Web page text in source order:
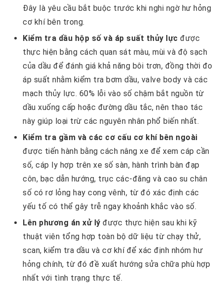
Đây là yêu cầu bắt buộc trước khi nghi ngờ hư hỏng
cơ khí bên trong.
Kiểm tra dầu hộp số và áp suất thủy lực được
thực hiện bằng cách quan sát màu, mùi và độ sạch
của dầu để đánh giá khả năng bôi trơn, đồng thời đo
áp suất nhằm kiểm tra bơm dầu, valve body và các
mạch thủy lực. 60% lỗi vào số chậm bắt nguồn từ
dầu xuống cấp hoặc đường dầu tắc, nên thao tác
này giúp loại trừ các nguyên nhân phổ biến nhất.
Kiểm tra gầm và các cơ cấu cơ khí bên ngoài
được tiến hành bằng cách nâng xe để xem cáp cần
số, cáp ly hợp trên xe số sàn, hành trình bàn đạp
côn, bạc dẫn hướng, trục các-đăng và cao su chân
số có rơ lỏng hay cong vênh, từ đó xác định các
yếu tố có thể gây trễ ngay khoảnh khắc vào số.
Lên phương án xử lý được thực hiện sau khi kỹ
thuật viên tổng hợp toàn bộ dữ liệu từ chạy thử,
scan, kiểm tra dầu và cơ khí để xác định nhóm hư
hỏng chính, từ đó đề xuất hướng sửa chữa phù hợp
nhất với tình trạng thực tế.